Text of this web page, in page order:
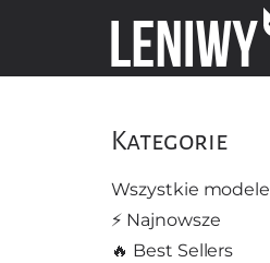
Kategorie
Wszystkie modele
⚡️ Najnowsze
🔥 Best Sellers